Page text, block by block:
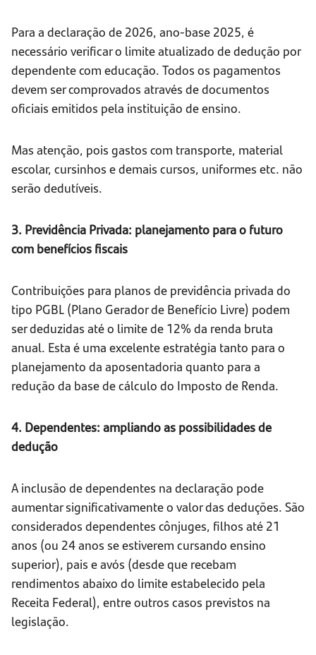
Para a declaração de 2026, ano-base 2025, é
necessário verificar o limite atualizado de dedução por
dependente com educação. Todos os pagamentos
devem ser comprovados através de documentos
oficiais emitidos pela instituição de ensino.
Mas atenção, pois gastos com transporte, material
escolar, cursinhos e demais cursos, uniformes etc. não
serão dedutíveis.
3. Previdência Privada: planejamento para o futuro
com benefícios fiscais
Contribuições para planos de previdência privada do
tipo PGBL (Plano Gerador de Benefício Livre) podem
ser deduzidas até o limite de 12% da renda bruta
anual. Esta é uma excelente estratégia tanto para o
planejamento da aposentadoria quanto para a
redução da base de cálculo do Imposto de Renda.
4. Dependentes: ampliando as possibilidades de
dedução
A inclusão de dependentes na declaração pode
aumentar significativamente o valor das deduções. São
considerados dependentes cônjuges, filhos até 21
anos (ou 24 anos se estiverem cursando ensino
superior), pais e avós (desde que recebam
rendimentos abaixo do limite estabelecido pela
Receita Federal), entre outros casos previstos na
legislação.